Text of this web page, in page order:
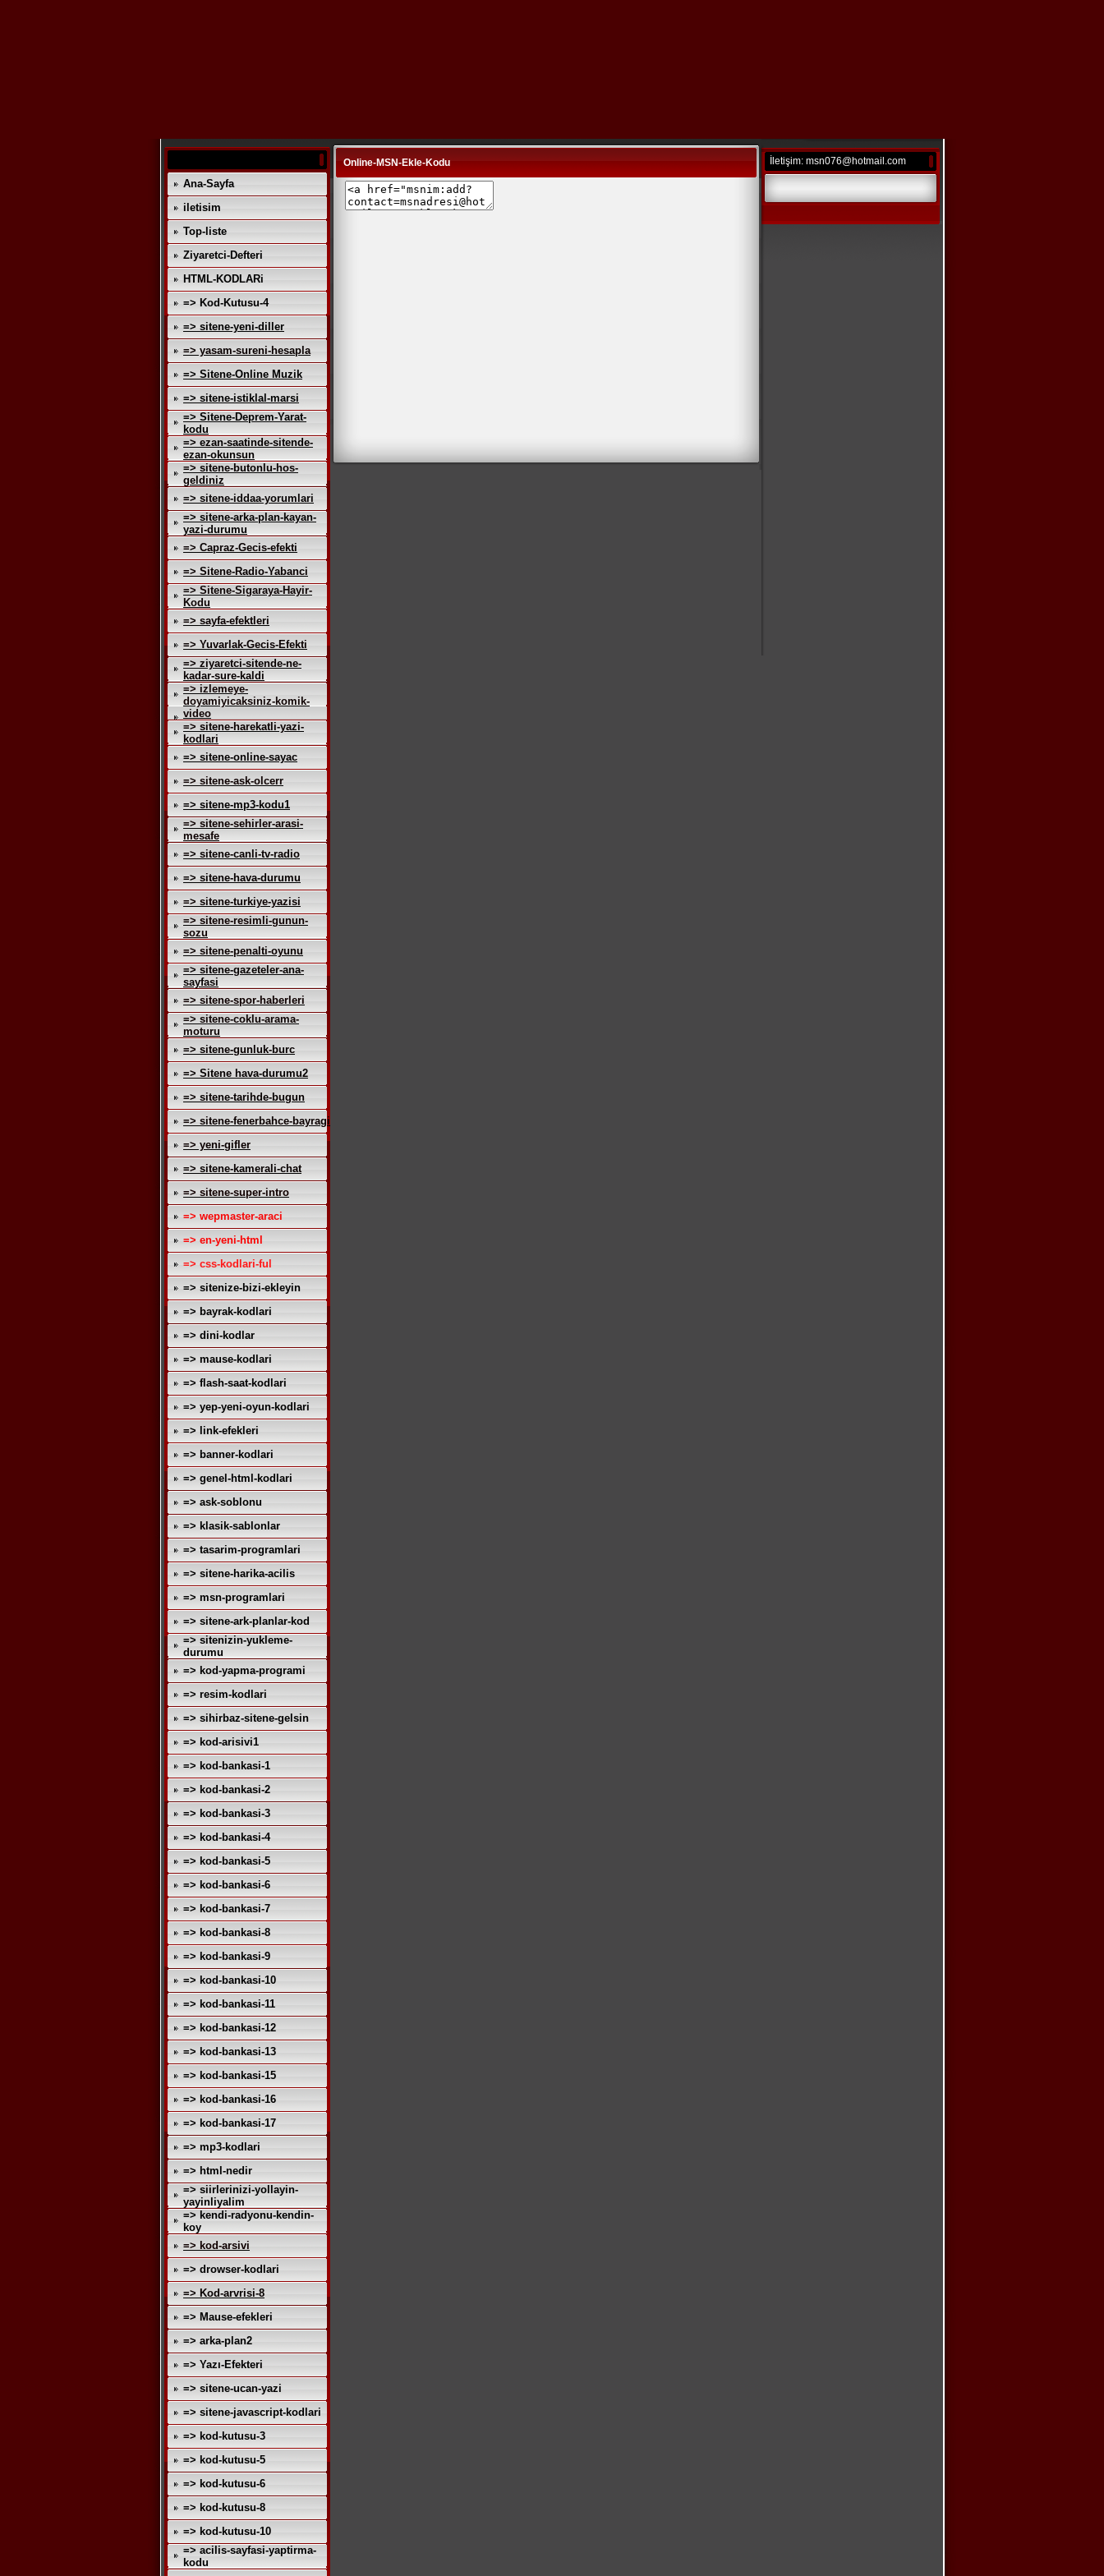
Ana-Sayfa
iletisim
Top-liste
Ziyaretci-Defteri
HTML-KODLARi
=> Kod-Kutusu-4
=> sitene-yeni-diller
=> yasam-sureni-hesapla
=> Sitene-Online Muzik
=> sitene-istiklal-marsi
=> Sitene-Deprem-Yarat-
kodu
=> ezan-saatinde-sitende-
ezan-okunsun
=> sitene-butonlu-hos-
geldiniz
=> sitene-iddaa-yorumlari
=> sitene-arka-plan-kayan-
yazi-durumu
=> Capraz-Gecis-efekti
=> Sitene-Radio-Yabanci
=> Sitene-Sigaraya-Hayir-
Kodu
=> sayfa-efektleri
=> Yuvarlak-Gecis-Efekti
=> ziyaretci-sitende-ne-
kadar-sure-kaldi
=> izlemeye-
doyamiyicaksiniz-komik-
video
=> sitene-harekatli-yazi-
kodlari
=> sitene-online-sayac
=> sitene-ask-olcerr
=> sitene-mp3-kodu1
=> sitene-sehirler-arasi-
mesafe
=> sitene-canli-tv-radio
=> sitene-hava-durumu
=> sitene-turkiye-yazisi
=> sitene-resimli-gunun-
sozu
=> sitene-penalti-oyunu
=> sitene-gazeteler-ana-
sayfasi
=> sitene-spor-haberleri
=> sitene-coklu-arama-
moturu
=> sitene-gunluk-burc
=> Sitene hava-durumu2
=> sitene-tarihde-bugun
=> sitene-fenerbahce-bayragi
=> yeni-gifler
=> sitene-kamerali-chat
=> sitene-super-intro
=> wepmaster-araci
=> en-yeni-html
=> css-kodlari-ful
=> sitenize-bizi-ekleyin
=> bayrak-kodlari
=> dini-kodlar
=> mause-kodlari
=> flash-saat-kodlari
=> yep-yeni-oyun-kodlari
=> link-efekleri
=> banner-kodlari
=> genel-html-kodlari
=> ask-soblonu
=> klasik-sablonlar
=> tasarim-programlari
=> sitene-harika-acilis
=> msn-programlari
=> sitene-ark-planlar-kod
=> sitenizin-yukleme-
durumu
=> kod-yapma-programi
=> resim-kodlari
=> sihirbaz-sitene-gelsin
=> kod-arisivi1
=> kod-bankasi-1
=> kod-bankasi-2
=> kod-bankasi-3
=> kod-bankasi-4
=> kod-bankasi-5
=> kod-bankasi-6
=> kod-bankasi-7
=> kod-bankasi-8
=> kod-bankasi-9
=> kod-bankasi-10
=> kod-bankasi-11
=> kod-bankasi-12
=> kod-bankasi-13
=> kod-bankasi-15
=> kod-bankasi-16
=> kod-bankasi-17
=> mp3-kodlari
=> html-nedir
=> siirlerinizi-yollayin-
yayinliyalim
=> kendi-radyonu-kendin-
koy
=> kod-arsivi
=> drowser-kodlari
=> Kod-arvrisi-8
=> Mause-efekleri
=> arka-plan2
=> Yazı-Efekteri
=> sitene-ucan-yazi
=> sitene-javascript-kodlari
=> kod-kutusu-3
=> kod-kutusu-5
=> kod-kutusu-6
=> kod-kutusu-8
=> kod-kutusu-10
=> acilis-sayfasi-yaptirma-
kodu
Online-MSN-Ekle-Kodu İletişim: msn076@hotmail.com